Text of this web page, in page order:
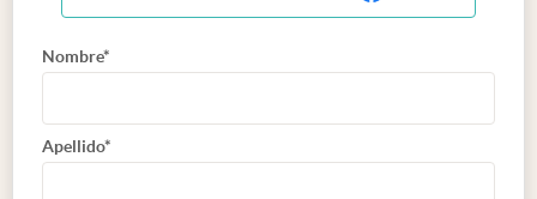
Nombre*
Apellido*